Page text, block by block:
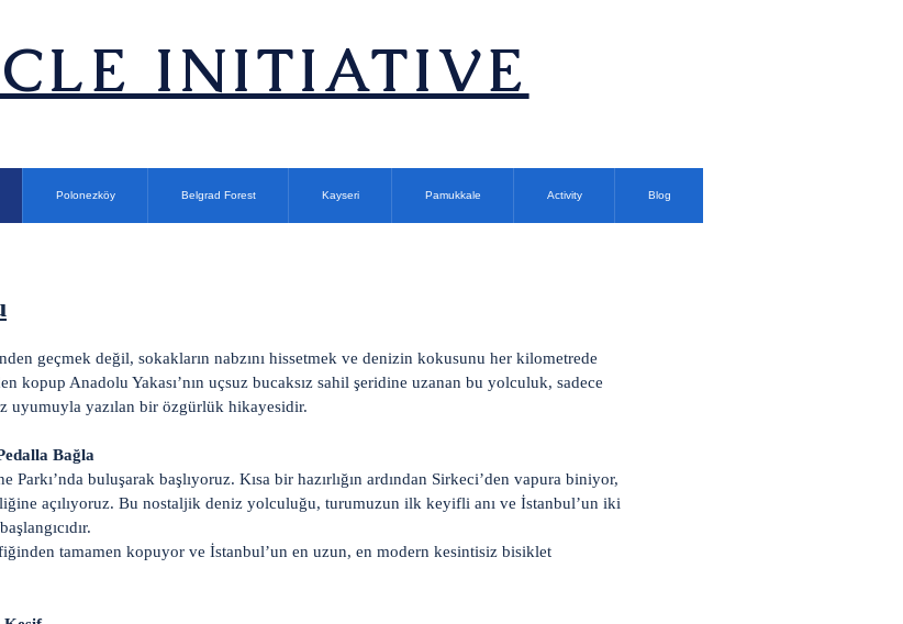
INITIATIVE
Polonezköy Belgrad Forest Kayseri Pamukkale Activity Blog
geçmek değil, sokakların nabzını hissetmek ve denizin kokusunu her kilometrede
kopup Anadolu Yakası’nın uçsuz bucaksız sahil şeridine uzanan bu yolculuk, sadece
uyumuyla yazılan bir özgürlük hikayesidir.
Bağla
Parkı’nda buluşarak başlıyoruz. Kısa bir hazırlığın ardından Sirkeci’den vapura biniyor,
açılıyoruz. Bu nostaljik deniz yolculuğu, turumuzun ilk keyifli anı ve İstanbul’un iki
tamamen kopuyor ve İstanbul’un en uzun, en modern kesintisiz bisiklet